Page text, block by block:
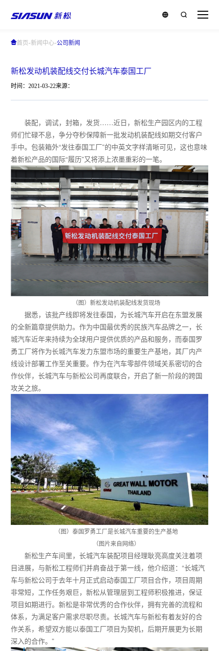
首页-新闻中心-公司新闻
新松发动机装配线交付长城汽车泰国工厂
时间：2021-03-22来源：
装配，调试，封箱，发货……近日，新松生产园区内的工程
师们忙碌不息，争分夺秒保障新一批发动机装配线如期交付客户
手中。包装箱外“发往泰国工厂”的中英文字样清晰可见，这也意味
着新松产品的国际“履历”又将添上浓墨重彩的一笔。
（图）新松发动机装配线发货现场
据悉，该批产线即将发往泰国，为长城汽车开启在东盟发展
的全新篇章提供助力。作为中国最优秀的民族汽车品牌之一，长
城汽车近年来持续为全球用户提供优质的产品和服务，而泰国罗
勇工厂将作为长城汽车发力东盟市场的重要生产基地，其厂内产
线设计部署工作至关重要。作为在汽车零部件领域关系密切的合
作伙伴，长城汽车与新松公司再度联合，开启了新一阶段的跨国
攻关之旅。
（图）泰国罗勇工厂是长城汽车重要的生产基地
（图片来自网络）
新松生产车间里，长城汽车装配项目经理耿亮高度关注着项
目进展，与新松工程师们并肩奋战于第一线，他介绍道：“长城汽
车与新松公司于去年十月正式启动泰国工厂项目合作，项目周期
非常短，工作任务艰巨，新松从管理层到工程师积极推进，保证
项目如期进行。新松是非常优秀的合作伙伴，拥有完善的流程和
体系，为满足客户需求尽职尽责。长城汽车与新松有着友好的合
作关系，希望双方能以泰国工厂项目为契机，后期开展更为长期
深入的合作。”